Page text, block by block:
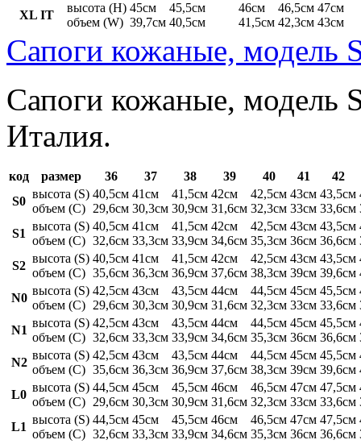
XL IT
высота (H)
объем (W)
45см
39,7см
45,5см
40,5см
46см
41,5см
46,5см
42,3см
47см
43см
Сапоги кожаные, модель
Сапоги кожаные, модель
Италия.
код размер 36 37 38 39 40 41
42
S0
высота (S)
объем (C)
40,5см
29,6см
41см
30,3см
41,5см
30,9см
42см
31,6см
42,5см
32,3см
43см
33см
43,5см
33,6см
S1
высота (S)
объем (C)
40,5см
32,6см
41см
33,3см
41,5см
33,9см
42см
34,6см
42,5см
35,3см
43см
36см
43,5см
36,6см
S2
высота (S)
объем (C)
40,5см
35,6см
41см
36,3см
41,5см
36,9см
42см
37,6см
42,5см
38,3см
43см
39см
43,5см
39,6см
N0
высота (S)
объем (C)
42,5см
29,6см
43см
30,3см
43,5см
30,9см
44см
31,6см
44,5см
32,3см
45см
33см
45,5см
33,6см
N1
высота (S)
объем (C)
42,5см
32,6см
43см
33,3см
43,5см
33,9см
44см
34,6см
44,5см
35,3см
45см
36см
45,5см
36,6см
N2
высота (S)
объем (C)
42,5см
35,6см
43см
36,3см
43,5см
36,9см
44см
37,6см
44,5см
38,3см
45см
39см
45,5см
39,6см
L0
высота (S)
объем (C)
44,5см
29,6см
45см
30,3см
45,5см
30,9см
46см
31,6см
46,5см
32,3см
47см
33см
47,5см
33,6см
L1
высота (S)
объем (C)
44,5см
32,6см
45см
33,3см
45,5см
33,9см
46см
34,6см
46,5см
35,3см
47см
36см
47,5см
36,6см